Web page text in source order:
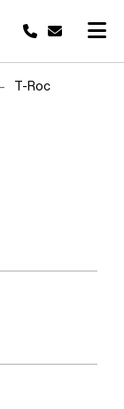
T-Roc